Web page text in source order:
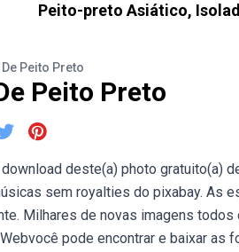
Peito-preto Asiático,
Peito Preto
Peito Preto
deste(a) photo gratuito(a)
sem royalties do pixabay. As
Milhares de novas imagens
pode encontrar e baixar as